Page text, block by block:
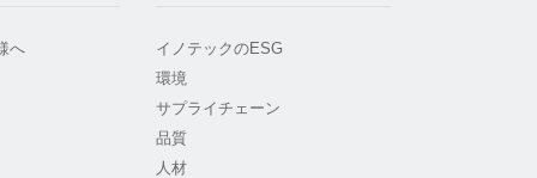
へ
イノテックのESG
環境
サプライチェーン
品質
人材